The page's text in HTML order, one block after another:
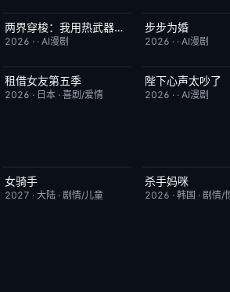
完结 10.0两界穿梭：我用热武器物理横推修真界
2026 · · AI漫剧
完结
步步为婚
2026 · · AI漫剧
已完结
租借女友第五季
2026 · 日本· 喜剧/爱情
完结
陛下心声太吵了
2026 · · AI漫剧
7月15日更新
女骑手
2027 · 大陆· 剧情/儿童
更新至第02集
杀手妈咪
2026 · 韩国 · 剧情/